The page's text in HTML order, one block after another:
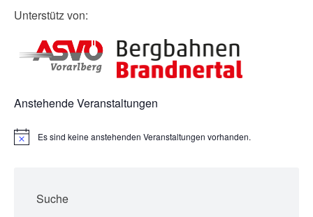
Unterstütz von:
Anstehende Veranstaltungen
H
Es sind keine anstehenden Veranstaltungen vorhanden.
Suche